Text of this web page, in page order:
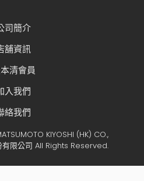
司簡介
舖資訊
清會員
入我們
絡我們
KIYOSHI (HK) CO.,
有限公司 All Rights Reserved.